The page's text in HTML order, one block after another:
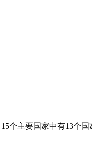
个主要国家中有13个